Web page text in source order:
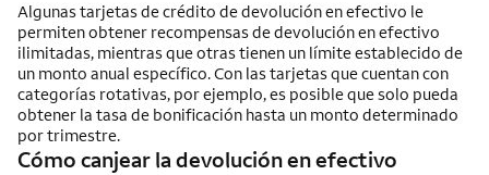
Algunas tarjetas de crédito de devolución en efectivo le
permiten obtener recompensas de devolución en efectivo
ilimitadas, mientras que otras tienen un límite establecido de
un monto anual específico. Con las tarjetas que cuentan con
categorías rotativas, por ejemplo, es posible que solo pueda
obtener la tasa de bonificación hasta un monto determinado
por trimestre.
Cómo canjear la devolución en efectivo